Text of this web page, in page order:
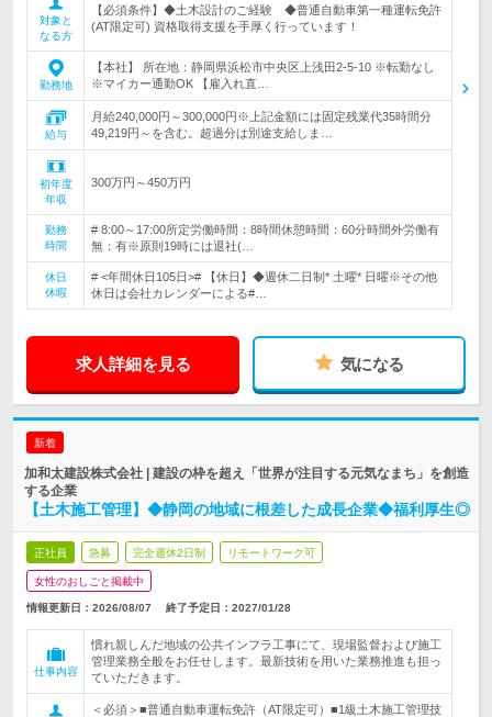
対象と
なる方
【必須条件】◆土木設計のご経験 ◆普通自動車第一種運転免許
(AT限定可) 資格取得支援を手厚く行っています！
勤務地
【本社】 所在地：静岡県浜松市中央区上浅田2-5-10 ※転勤なし
※マイカー通勤OK 【雇入れ直…
給与
月給240,000円～300,000円※上記金額には固定残業代35時間分
49,219円～を含む。超過分は別途支給しま…
初年度
年収
300万円～450万円
勤務
時間
# 8:00～17:00所定労働時間：8時間休憩時間：60分時間外労働有
無：有※原則19時には退社(…
休日
休暇
# <年間休日105日># 【休日】◆週休二日制* 土曜* 日曜※その他
休日は会社カレンダーによる#…
求人詳細を見る 気になる
新着
加和太建設株式会社 | 建設の枠を超え「世界が注目する元気なまち」を創造
する企業
【土木施工管理】◆静岡の地域に根差した成長企業◆福利厚生◎
正社員 急募 完全週休2日制 リモートワーク可
女性のおしごと掲載中
情報更新日：2026/08/07 終了予定日： 2027/01/28
仕事内容
慣れ親しんだ地域の公共インフラ工事にて、現場監督および施工
管理業務全般をお任せします。最新技術を用いた業務推進も担っ
ていただきます。
＜必須＞■普通自動車運転免許（AT限定可）■1級土木施工管理技